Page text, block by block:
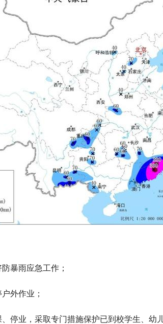
暴雨应急工作；
外作业；
停业，采取专门措施保护已到校学生、幼